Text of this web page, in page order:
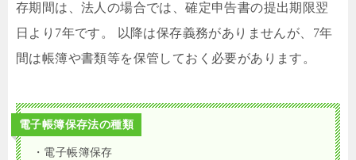
存期間は、法人の場合では、確定申告書の提出期限翌
日より7年です。 以降は保存義務がありませんが、7年
間は帳簿や書類等を保管しておく必要があります。
電子帳簿保存法の種類
・電子帳簿保存